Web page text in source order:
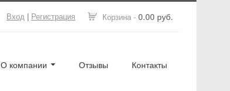
Корзина - 0.00 руб.
Вход | Регистрация
О компании Отзывы Контакты